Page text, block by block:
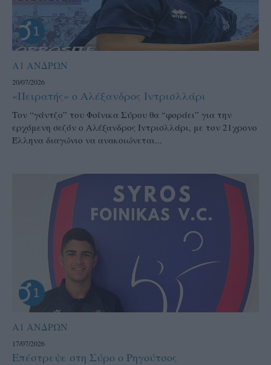
Α1 ΑΝΔΡΩΝ
20/07/2026
«Πειρατής» ο Αλέξανδρος Ιντρισλλάρι
Τον “γάντζο” του Φοίνικα Σύρου θα “φοράει” για την
ερχόμενη σεζόν ο Αλέξανδρος Ιντρισλλάρι, με τον 21χρονο
Έλληνα διαγώνιο να ανακοιώνεται...
Α1 ΑΝΔΡΩΝ
17/07/2026
Επέστρεψε στη Σύρο ο Ρηγούτσος